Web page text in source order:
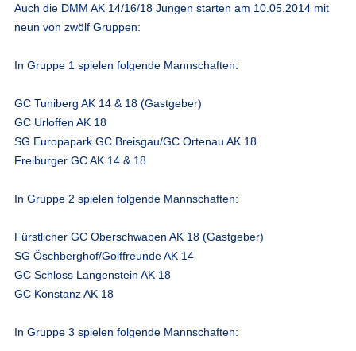
Auch die DMM AK 14/16/18 Jungen starten am 10.05.2014 mit
neun von zwölf Gruppen:
In Gruppe 1 spielen folgende Mannschaften:
GC Tuniberg AK 14 & 18 (Gastgeber)
GC Urloffen AK 18
SG Europapark GC Breisgau/GC Ortenau AK 18
Freiburger GC AK 14 & 18
In Gruppe 2 spielen folgende Mannschaften:
Fürstlicher GC Oberschwaben AK 18 (Gastgeber)
SG Öschberghof/Golffreunde AK 14
GC Schloss Langenstein AK 18
GC Konstanz AK 18
In Gruppe 3 spielen folgende Mannschaften: